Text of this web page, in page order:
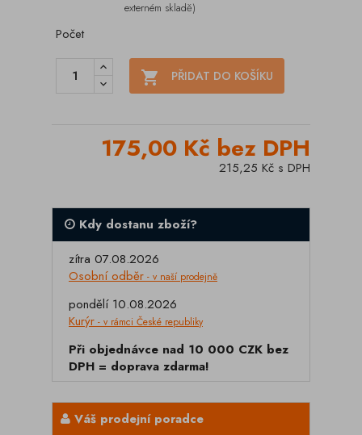
externém skladě)
Počet
 PŘIDAT DO KOŠÍKU
175,00 Kč bez DPH
215,25 Kč s DPH
Kdy dostanu zboží?
zítra 07.08.2026
Osobní odběr - v naší prodejně
pondělí 10.08.2026
Kurýr - v rámci České republiky
Při objednávce nad 10 000 CZK bez
DPH = doprava zdarma!
Váš prodejní poradce